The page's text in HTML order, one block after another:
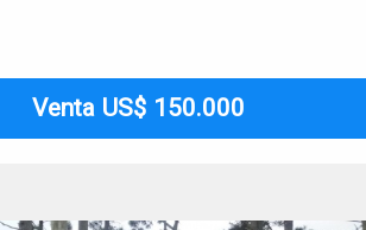
Venta US$ 150.000